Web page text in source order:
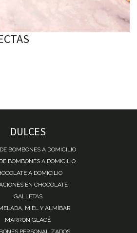
DULCES
BOMBONES A DOMICILIO
BOMBONES A DOMICILIO
A DOMICILIO
EN CHOCOLATE
GALLETAS
MIEL Y ALMÍBAR
MARRÓN GLACÉ
PERSONALIZADOS